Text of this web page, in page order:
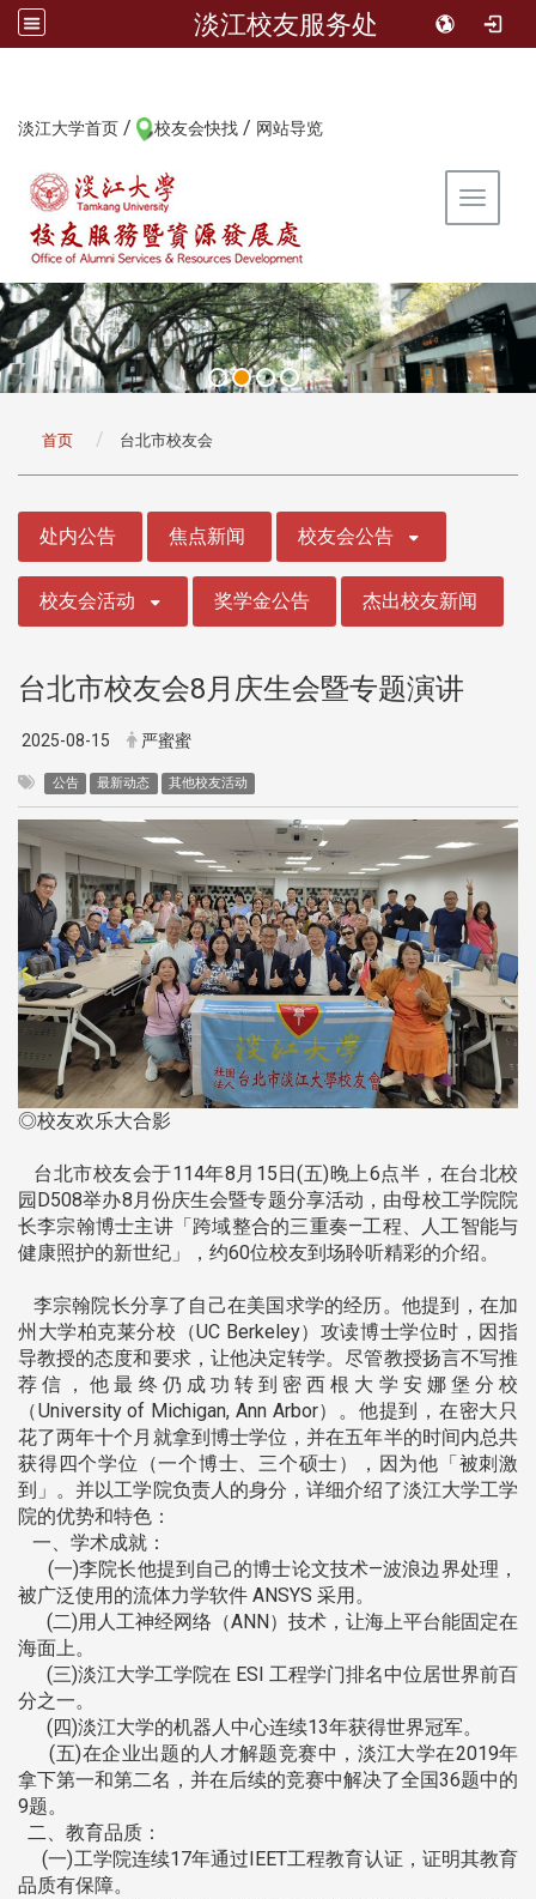
淡江校友服务处
淡江大学首页 / 校友会快找 / 网站导览
Toggle
首页 台北市校友会
处内公告 焦点新闻 校友会公告
校友会活动 奖学金公告 杰出校友新闻
台北市校友会8月庆生会暨专题演讲
2025-08-15 严蜜蜜
公告 最新动态 其他校友活动
◎校友欢乐大合影
台北市校友会于114年8月15日(五)晚上6点半，在台北校
园D508举办8月份庆生会暨专题分享活动，由母校工学院院
长李宗翰博士主讲「跨域整合的三重奏—工程、人工智能与
健康照护的新世纪」，约60位校友到场聆听精彩的介绍。
李宗翰院长分享了自己在美国求学的经历。他提到，在加
州大学柏克莱分校（UC Berkeley）攻读博士学位时，因指
导教授的态度和要求，让他决定转学。尽管教授扬言不写推
荐信，他最终仍成功转到密西根大学安娜堡分校
（University of Michigan, Ann Arbor）。他提到，在密大只
花了两年十个月就拿到博士学位，并在五年半的时间内总共
获得四个学位（一个博士、三个硕士），因为他「被刺激
到」。并以工学院负责人的身分，详细介绍了淡江大学工学
院的优势和特色：
一、学术成就：
(一)李院长他提到自己的博士论文技术—波浪边界处理，
被广泛使用的流体力学软件 ANSYS 采用。
(二)用人工神经网络（ANN）技术，让海上平台能固定在
海面上。
(三)淡江大学工学院在 ESI 工程学门排名中位居世界前百
分之一。
(四)淡江大学的机器人中心连续13年获得世界冠军。
(五)在企业出题的人才解题竞赛中，淡江大学在2019年
拿下第一和第二名，并在后续的竞赛中解决了全国36题中的
9题。
二、教育品质：
(一)工学院连续17年通过IEET工程教育认证，证明其教育
品质有保障。